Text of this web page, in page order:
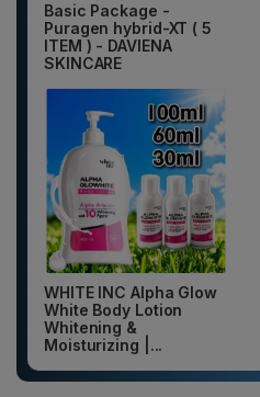
Basic Package -
Puragen hybrid-XT ( 5
ITEM ) - DAVIENA
SKINCARE
WHITE INC Alpha Glow
White Body Lotion
Whitening &
Moisturizing |...